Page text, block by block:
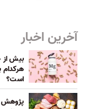
آخرین اخبار
است؟
پژوهش